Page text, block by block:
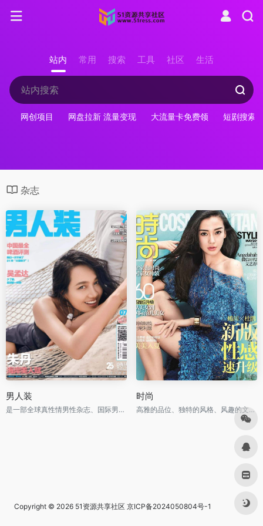
站内 常用 搜索 工具 社区 生活
网创项目 网盘拉新 流量变现 大流量卡免费领 短剧搜索
杂志
男人装
是一部全球真性情男性杂志、国际男性杂志市场的当红杂志
时尚
高雅的品位、独特的风格、风趣的文字、新颖的设计
Copyright © 2026 51资源共享社区 京ICP备2024050804号-1